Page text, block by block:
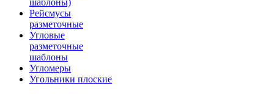
шаблоны)
Рейсмусы
разметочные
Угловые
разметочные
шаблоны
Угломеры
Угольники плоские